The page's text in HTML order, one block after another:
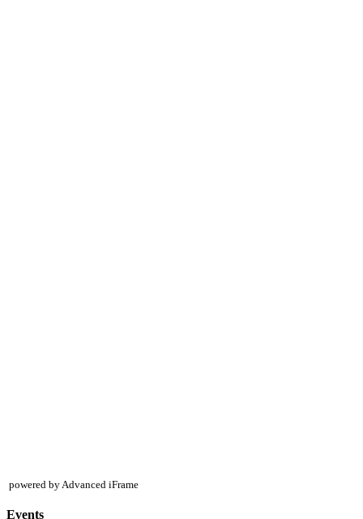
powered by Advanced iFrame
Events